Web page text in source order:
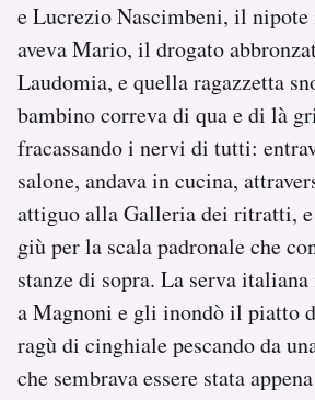
e Lucrezio Nascimbeni, il
aveva Mario, il drogato
Laudomia, e quella ragazzetta
bambino correva di qua e di là
fracassando i nervi di tutti:
salone, andava in cucina,
attiguo alla Galleria dei ritratti, e
giù per la scala padronale che
stanze di sopra. La serva
a Magnoni e gli inondò il piatto
ragù di cinghiale pescando da
che sembrava essere stata